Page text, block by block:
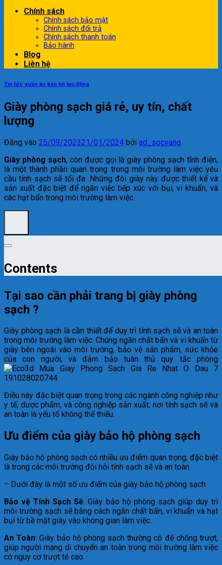
Chính sách
Chính sách bảo mật
Chính sách đổi trả
Chính sách thanh toán
Bảo hành
Blog
Liên hệ
Tin tức quần áo bảo hộ lao động
Giày phòng sạch giá rẻ, uy tín, chất
lượng
Đăng vào 25/09/202321/01/2024 bởi ad_socvang
Giày phòng sạch, còn được gọi là giày phòng sạch tĩnh điện,
là một thành phần quan trọng trong môi trường làm việc yêu
cầu tính sạch sẽ tối đa. Những đôi giày này được thiết kế và
sản xuất đặc biệt để ngăn việc tiếp xúc với bụi, vi khuẩn, và
các hạt bẩn trong môi trường làm việc.
Contents
Tại sao cần phải trang bị giày phòng
sạch ?
Giày phòng sạch là cần thiết để duy trì tính sạch sẽ và an toàn
trong môi trường làm việc. Chúng ngăn chất bẩn và vi khuẩn từ
giày bên ngoài vào môi trường, bảo vệ sản phẩm, sức khỏe
của con người, và đảm bảo tuân thủ quy tắc phòng
Điều này đặc biệt quan trọng trong các ngành công nghiệp như
y tế, dược phẩm, và công nghiệp sản xuất, nơi tính sạch sẽ và
an toàn là yếu tố không thể thiếu.
Ưu điểm của giày bảo hộ phòng sạch
Giày bảo hộ phòng sạch có nhiều ưu điểm quan trọng, đặc biệt
là trong các môi trường đòi hỏi tính sạch sẽ và an toàn.
– Dưới đây là một số ưu điểm của giày bảo hộ phòng sạch:
Bảo vệ Tính Sạch Sẽ: Giày bảo hộ phòng sạch giúp duy trì
môi trường sạch sẽ bằng cách ngăn chất bẩn, vi khuẩn và hạt
bụi từ bề mặt giày vào không gian làm việc.
An Toàn: Giày bảo hộ phòng sạch thường có đế chống trượt,
giúp người mang di chuyển an toàn trong môi trường làm việc
có nguy cơ trượt té cao.